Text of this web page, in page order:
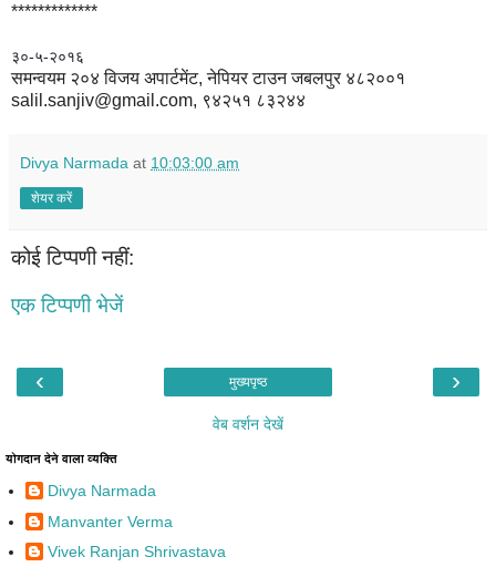
*************
३०-५-२०१६
समन्वयम २०४ विजय अपार्टमेंट, नेपियर टाउन जबलपुर ४८२००१
salil.sanjiv@gmail.com, ९४२५१ ८३२४४
Divya Narmada at 10:03:00 am
शेयर करें
कोई टिप्पणी नहीं:
एक टिप्पणी भेजें
‹ ›
मुख्यपृष्ठ
वेब वर्शन देखें
योगदान देने वाला व्यक्ति
Divya Narmada
Manvanter Verma
Vivek Ranjan Shrivastava